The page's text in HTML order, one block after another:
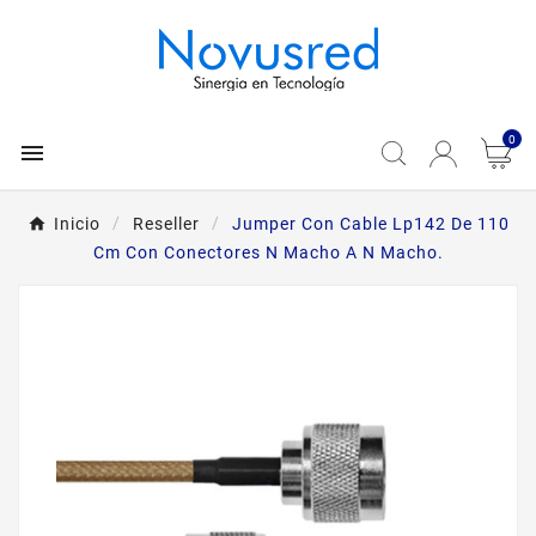
 0
Inicio Reseller
Jumper Con Cable Lp142 De 110
Cm Con Conectores N Macho A N Macho.